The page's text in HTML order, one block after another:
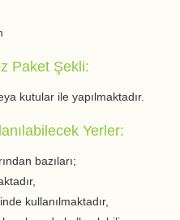
Paket Şekli:
kutular ile yapılmaktadır.
Yerler:
bazıları;
kullanılmaktadır,